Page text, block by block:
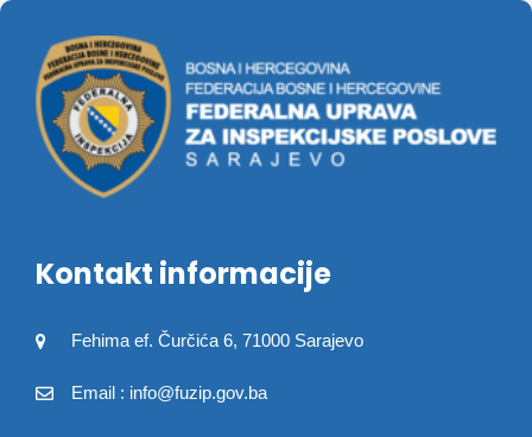
Kontakt informacije
Fehima ef. Čurčića 6, 71000 Sarajevo
Email : info@fuzip.gov.ba